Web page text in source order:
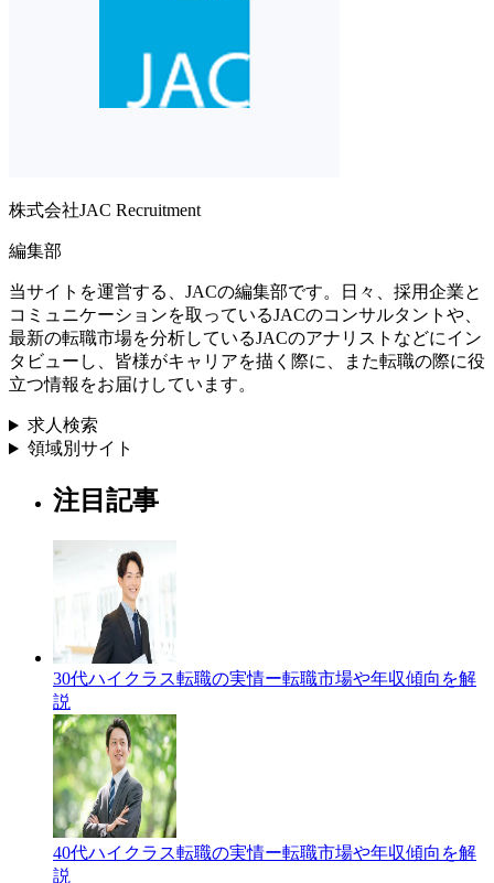
株式会社JAC Recruitment
編集部
当サイトを運営する、JACの編集部です。日々、採用企業と
コミュニケーションを取っているJACのコンサルタントや、
最新の転職市場を分析しているJACのアナリストなどにイン
タビューし、皆様がキャリアを描く際に、また転職の際に役
立つ情報をお届けしています。
求人検索
領域別サイト
注目記事
30代ハイクラス転職の実情ー転職市場や年収傾向を解
説
40代ハイクラス転職の実情ー転職市場や年収傾向を解
説